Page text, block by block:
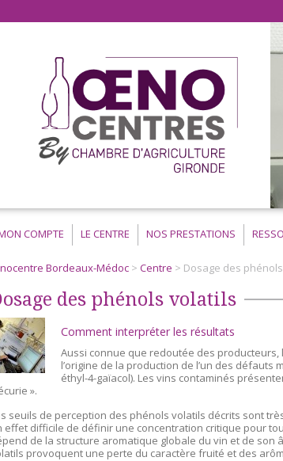
COMPTE LE CENTRE NOS PRESTATIONS
Bordeaux-Médoc > Centre > Dosage des
des phénols volatils
Comment interpréter les résultats
Aussi connue que redoutée des
l’origine de la production de l’un des
éthyl-4-gaïacol). Les vins contaminés
».
seuils de perception des phénols volatils décrits sont
effet difficile de définir une concentration critique pour
de la structure aromatique globale du vin et de son
provoquent une perte du caractère fruité et des